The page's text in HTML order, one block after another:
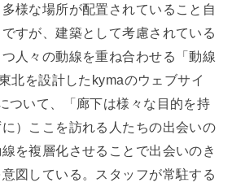
様な場所が配置されていること自
すが、建築として考慮されている
人々の動線を重ね合わせる「動線
北を設計したkymaのウェブサイ
ついて、「廊下は様々な目的を持
）ここを訪れる人たちの出会いの
を複層化させることで出会いのき
図している。スタッフが常駐する